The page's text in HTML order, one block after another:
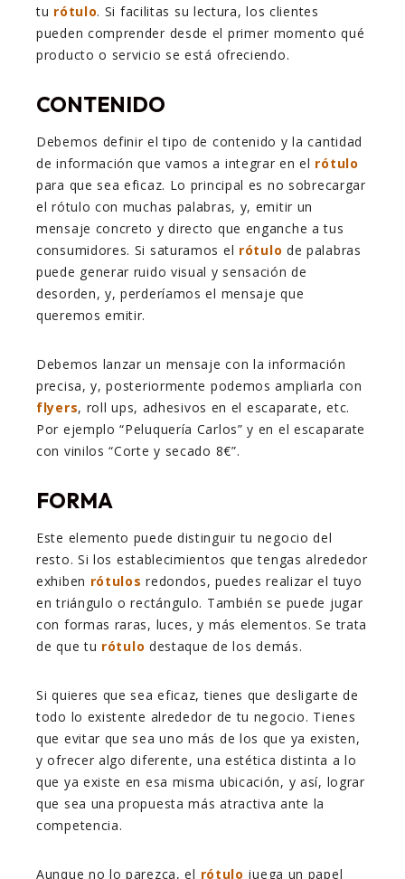
tu rótulo. Si facilitas su lectura, los clientes
pueden comprender desde el primer momento qué
producto o servicio se está ofreciendo.
CONTENIDO
Debemos definir el tipo de contenido y la cantidad
de información que vamos a integrar en el rótulo
para que sea eficaz. Lo principal es no sobrecargar
el rótulo con muchas palabras, y, emitir un
mensaje concreto y directo que enganche a tus
consumidores. Si saturamos el rótulo de palabras
puede generar ruido visual y sensación de
desorden, y, perderíamos el mensaje que
queremos emitir.
Debemos lanzar un mensaje con la información
precisa, y, posteriormente podemos ampliarla con
flyers, roll ups, adhesivos en el escaparate, etc.
Por ejemplo “Peluquería Carlos” y en el escaparate
con vinilos “Corte y secado 8€”.
FORMA
Este elemento puede distinguir tu negocio del
resto. Si los establecimientos que tengas alrededor
exhiben rótulos redondos, puedes realizar el tuyo
en triángulo o rectángulo. También se puede jugar
con formas raras, luces, y más elementos. Se trata
de que tu rótulo destaque de los demás.
Si quieres que sea eficaz, tienes que desligarte de
todo lo existente alrededor de tu negocio. Tienes
que evitar que sea uno más de los que ya existen,
y ofrecer algo diferente, una estética distinta a lo
que ya existe en esa misma ubicación, y así, lograr
que sea una propuesta más atractiva ante la
competencia.
Aunque no lo parezca, el rótulo juega un papel